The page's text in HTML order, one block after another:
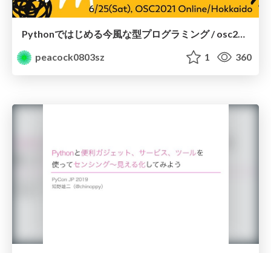
Pythonではじめる今風な型プログラミング / osc21do
peacock0803sz
1 360